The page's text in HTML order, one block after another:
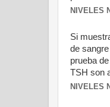
NIVELES
Si
de
prueba
TSH son
NIVELES